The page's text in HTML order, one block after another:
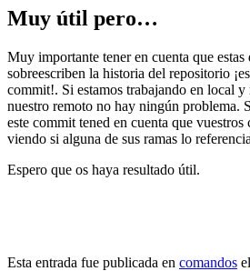
Muy útil pero…
Muy importante tener en cuenta que estas
sobreescriben la historia del repositorio
commit!. Si estamos trabajando en local y
nuestro remoto no hay ningún problema.
este commit tened en cuenta que vuestros
viendo si alguna de sus ramas lo
Espero que os haya resultado útil.
Esta entrada fue publicada en comandos el